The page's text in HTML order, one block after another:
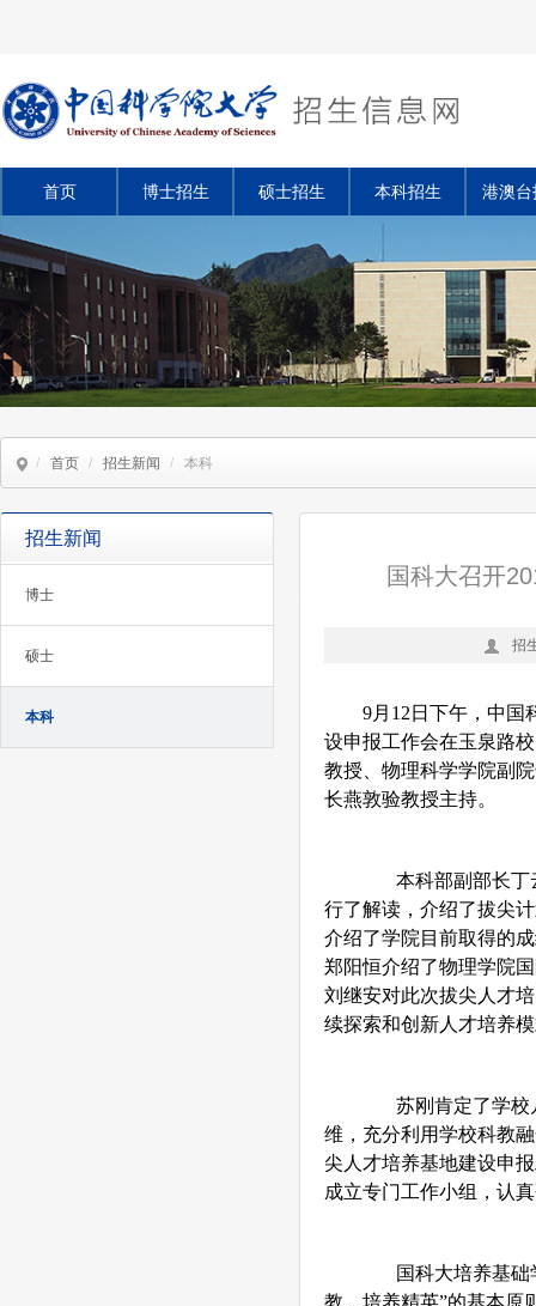
首页 博士招生 硕士招生 本科招生 港澳台
/ 首页 / 招生新闻 / 本科
招生新闻
博士
硕士
本科
国科大召开
招
9月 12 日下午，中国
设申报工作会在玉泉路
教授、物理科学学院副
长燕敦验教授主持。
本科部副部长丁云
行了解读，介绍了拔尖
介绍了学院目前取得的
郑阳恒介绍了物理学院
刘继安对此次拔尖人才
续探索和创新人才培养
苏刚肯定了学校几
维，充分利用学校科教
尖人才培养基地建设申
成立专门工作小组，认
国科大培养基础学
教、培养精英”的基本原